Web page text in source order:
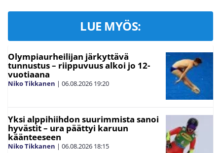
LUE MYÖS:
Olympiaurheilijan järkyttävä
tunnustus – riippuvuus alkoi jo 12-
vuotiaana
Niko Tikkanen | 06.08.2026 19:20
Yksi alppihiihdon suurimmista sanoi
hyvästit – ura päättyi karuun
käänteeseen
Niko Tikkanen | 06.08.2026 18:15